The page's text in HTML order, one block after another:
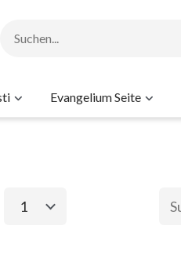
Evangelium Seite
1